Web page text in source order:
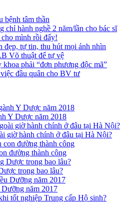
bệnh tâm thần
chỉ hành nghề 2 năm/lần cho bác sĩ
mình rồi đấy!
đẹp, tự tin, thu hút mọi ánh nhìn
Võ thuật để tự vệ
phải “đơn phương độc mã”
đầu quân cho BV tư
Y Dược năm 2018
giờ hành chính ở đâu tại Hà Nội?
đường thành công
trong bao lâu?
năm 2017